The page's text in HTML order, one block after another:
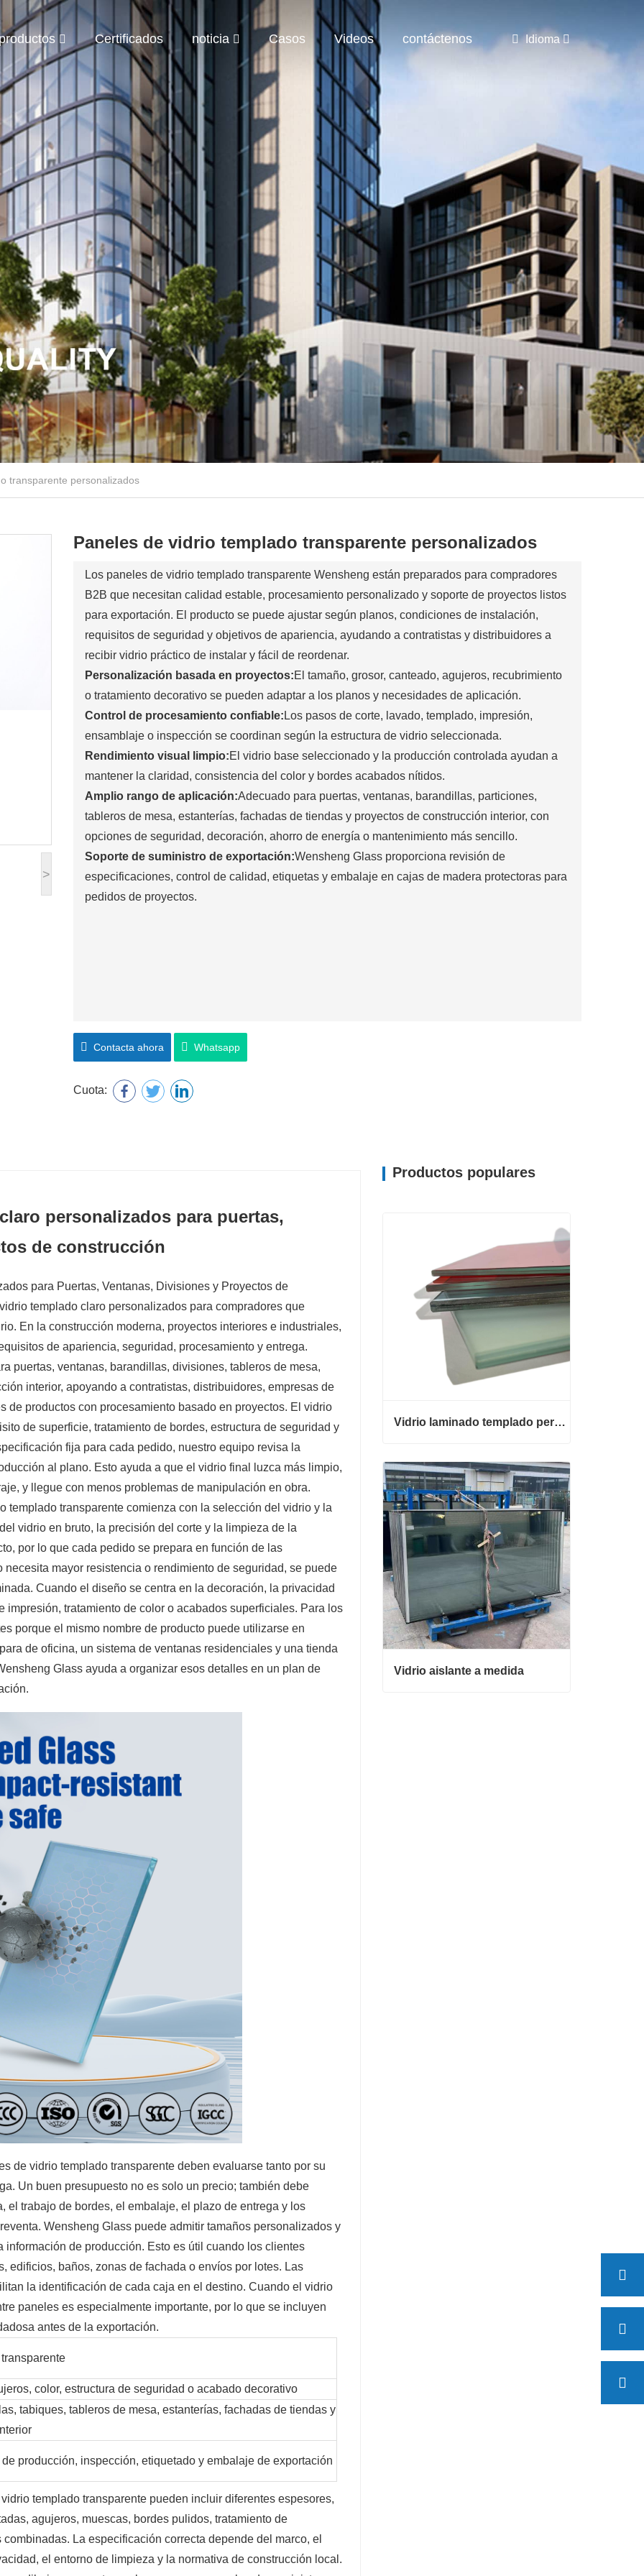
Certificados noticia Casos Videos contáctenos Idioma
transparente personalizados
>
Paneles de vidrio templado transparente personalizados
Los paneles de vidrio templado transparente Wensheng están preparados para compradores
B2B que necesitan calidad estable, procesamiento personalizado y soporte de proyectos listos
para exportación. El producto se puede ajustar según planos, condiciones de instalación,
requisitos de seguridad y objetivos de apariencia, ayudando a contratistas y distribuidores a
recibir vidrio práctico de instalar y fácil de reordenar.
Personalización basada en proyectos:El tamaño, grosor, canteado, agujeros, recubrimiento
o tratamiento decorativo se pueden adaptar a los planos y necesidades de aplicación.
Control de procesamiento confiable: Los pasos de corte, lavado, templado, impresión,
ensamblaje o inspección se coordinan según la estructura de vidrio seleccionada.
Rendimiento visual limpio:El vidrio base seleccionado y la producción controlada ayudan a
mantener la claridad, consistencia del color y bordes acabados nítidos.
Amplio rango de aplicación:Adecuado para puertas, ventanas, barandillas, particiones,
tableros de mesa, estanterías, fachadas de tiendas y proyectos de construcción interior, con
opciones de seguridad, decoración, ahorro de energía o mantenimiento más sencillo.
Soporte de suministro de exportación:Wensheng Glass proporciona revisión de
especificaciones, control de calidad, etiquetas y embalaje en cajas de madera protectoras para
pedidos de proyectos.
Contacta ahora Whatsapp
Cuota:
personalizados para puertas,
de construcción
para Puertas, Ventanas, Divisiones y Proyectos de
templado claro personalizados para compradores que
En la construcción moderna, proyectos interiores e industriales,
de apariencia, seguridad, procesamiento y entrega.
puertas, ventanas, barandillas, divisiones, tableros de mesa,
interior, apoyando a contratistas, distribuidores, empresas de
de productos con procesamiento basado en proyectos. El vidrio
de superficie, tratamiento de bordes, estructura de seguridad y
fija para cada pedido, nuestro equipo revisa la
al plano. Esto ayuda a que el vidrio final luzca más limpio,
y llegue con menos problemas de manipulación en obra.
templado transparente comienza con la selección del vidrio y la
vidrio en bruto, la precisión del corte y la limpieza de la
por lo que cada pedido se prepara en función de las
mayor resistencia o rendimiento de seguridad, se puede
Cuando el diseño se centra en la decoración, la privacidad
impresión, tratamiento de color o acabados superficiales. Para los
porque el mismo nombre de producto puede utilizarse en
de oficina, un sistema de ventanas residenciales y una tienda
Glass ayuda a organizar esos detalles en un plan de
de vidrio templado transparente deben evaluarse tanto por su
Un buen presupuesto no es solo un precio; también debe
el trabajo de bordes, el embalaje, el plazo de entrega y los
Wensheng Glass puede admitir tamaños personalizados y
de producción. Esto es útil cuando los clientes
edificios, baños, zonas de fachada o envíos por lotes. Las
la identificación de cada caja en el destino. Cuando el vidrio
paneles es especialmente importante, por lo que se incluyen
antes de la exportación.
color, estructura de seguridad o acabado decorativo
tabiques, tableros de mesa, estanterías, fachadas de tiendas y
producción, inspección, etiquetado y embalaje de exportación
templado transparente pueden incluir diferentes espesores,
agujeros, muescas, bordes pulidos, tratamiento de
La especificación correcta depende del marco, el
el entorno de limpieza y la normativa de construcción local.
Productos populares
Vidrio laminado templado personalizado
Vidrio laminado templado personalizado
Contacta ahora
Vidrio aislante a medida